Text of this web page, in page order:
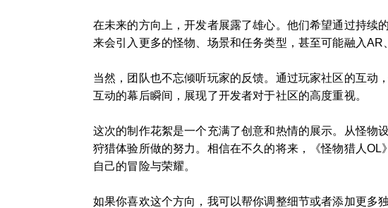
在未来的方向上，开发者展露了雄心。他们希望通过持续
来会引入更多的怪物、场景和任务类型，甚至可能融入AR
当然，团队也不忘倾听玩家的反馈。通过玩家社区的互动
互动的幕后瞬间，展现了开发者对于社区的高度重视。
这次的制作花絮是一个充满了创意和热情的展示。从怪物
狩猎体验所做的努力。相信在不久的将来，《怪物猎人
自己的冒险与荣耀。
如果你喜欢这个方向，我可以帮你调整细节或者添加更多独